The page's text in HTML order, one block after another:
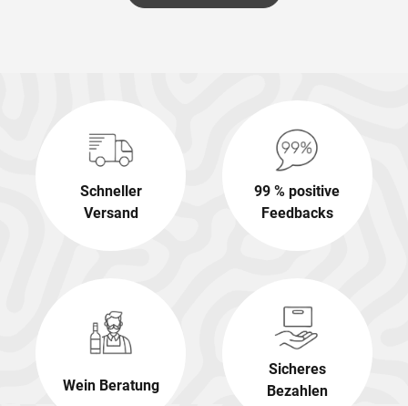
Schneller
Versand
99 % positive
Feedbacks
Wein Beratung
Sicheres
Bezahlen